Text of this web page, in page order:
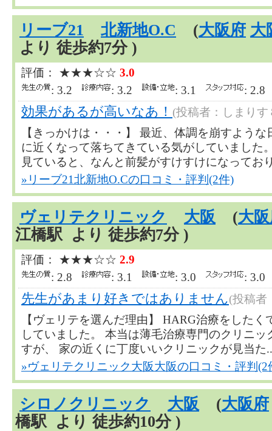
リーブ21 北新地O.C (大阪府 大
より 徒歩約7分 )
評価： ★★★☆☆ 3.0
: 3.2
: 3.2 : 3.1 :
効果があるが高いなあ！ (投稿者：しまりす
【きっかけは・・・】 最近、体調を崩すよう
に近くなって落ちてきている気がしていました
見ていると、なんと前髪がすけすけになってお
»リーブ21北新地O.Cの口コミ・評判(2件)
ヴェリテクリニック 大阪 (大
江橋駅 より 徒歩約7分 )
評価： ★★★☆☆ 2.9
: 2.8
: 3.1 : 3.0 :
先生があまり好きではありません(投稿者
【ヴェリテを選んだ理由】 HARG治療をした
していました。 本当は薄毛治療専門のクリニ
すが、 家の近くに丁度いいクリニックが見当た
»ヴェリテクリニック大阪大阪の口コミ・評判(2
シロノクリニック 大阪 (大阪府
橋駅 より 徒歩約10分 )